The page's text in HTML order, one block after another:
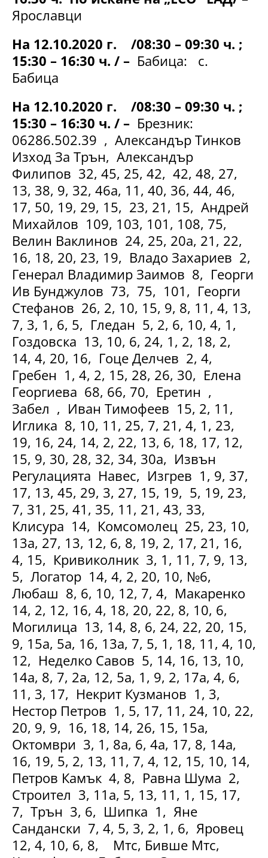
Ярославци
На 12.10.2020 г. /08:30 – 09:30 ч. ;
15:30 – 16:30 ч. / – Бабица: с.
Бабица
На 12.10.2020 г. /08:30 – 09:30 ч. ;
15:30 – 16:30 ч. / – Брезник:
06286.502.39 , Александър Тинков
Изход За Трън, Александър
Филипов 32, 45, 25, 42, 42, 48, 27,
13, 38, 9, 32, 46а, 11, 40, 36, 44, 46,
17, 50, 19, 29, 15, 23, 21, 15, Андрей
Михайлов 109, 103, 101, 108, 75,
Велин Ваклинов 24, 25, 20а, 21, 22,
16, 18, 20, 23, 19, Владо Захариев 2,
Генерал Владимир Заимов 8, Георги
Ив Бунджулов 73, 75, 101, Георги
Стефанов 26, 2, 10, 15, 9, 8, 11, 4, 13,
7, 3, 1, 6, 5, Гледан 5, 2, 6, 10, 4, 1,
Гоздовска 13, 10, 6, 24, 1, 2, 18, 2,
14, 4, 20, 16, Гоце Делчев 2, 4,
Гребен 1, 4, 2, 15, 28, 26, 30, Елена
Георгиева 68, 66, 70, Еретин ,
Забел , Иван Тимофеев 15, 2, 11,
Иглика 8, 10, 11, 25, 7, 21, 4, 1, 23,
19, 16, 24, 14, 2, 22, 13, 6, 18, 17, 12,
15, 9, 30, 28, 32, 34, 30а, Извън
Регулацията Навес, Изгрев 1, 9, 37,
17, 13, 45, 29, 3, 27, 15, 19, 5, 19, 23,
7, 31, 25, 41, 35, 11, 21, 43, 33,
Клисура 14, Комсомолец 25, 23, 10,
13а, 27, 13, 12, 6, 8, 19, 2, 17, 21, 16,
4, 15, Кривиколник 3, 1, 11, 7, 9, 13,
5, Логатор 14, 4, 2, 20, 10, №6,
Любаш 8, 6, 10, 12, 7, 4, Макаренко
14, 2, 12, 16, 4, 18, 20, 22, 8, 10, 6,
Могилица 13, 14, 8, 6, 24, 22, 20, 15,
9, 15а, 5а, 16, 13а, 7, 5, 1, 18, 11, 4, 10,
12, Неделко Савов 5, 14, 16, 13, 10,
14а, 8, 7, 2а, 12, 5а, 1, 9, 2, 17а, 4, 6,
11, 3, 17, Некрит Кузманов 1, 3,
Нестор Петров 1, 5, 17, 11, 24, 10, 22,
20, 9, 9, 16, 18, 14, 26, 15, 15а,
Октомври 3, 1, 8а, 6, 4а, 17, 8, 14а,
16, 19, 5, 2, 13, 11, 7, 4, 12, 15, 10, 14,
Петров Камък 4, 8, Равна Шума 2,
Строител 3, 11а, 5, 13, 11, 1, 15, 17,
7, Трън 3, 6, Шипка 1, Яне
Сандански 7, 4, 5, 3, 2, 1, 6, Яровец
12, 4, 10, 6, 8, Мтс, Бивше Мтс,